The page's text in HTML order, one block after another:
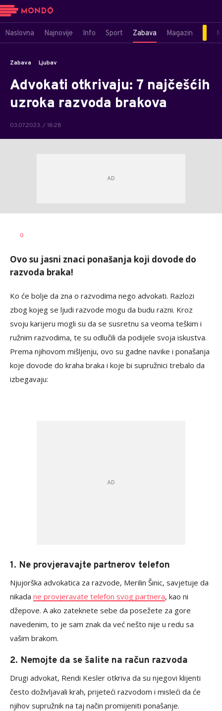
Naslovna Najnovije Info Sport Zabava Magazin
Zabava Ljubav
Advokati otkrivaju: 7 najčešćih
uzroka razvoda brakova
03.07.2023. / 18:28
AUTOR
0
Ovo su jasni znaci ponašanja koji dovode do
razvoda braka!
Ko će bolje da zna o razvodima nego advokati. Razlozi
zbog kojeg se ljudi razvode mogu da budu razni. Kroz
svoju karijeru mogli su da se susretnu sa veoma teškim i
ružnim razvodima, te su odlučili da podijele svoja iskustva.
Prema njihovom mišljenju, ovo su gadne navike i ponašanja
koje dovode do kraha braka i koje bi supružnici trebalo da
izbegavaju:
1. Ne provjeravajte partnerov telefon
Njujorška advokatica za razvode, Merilin Šinic, savjetuje da
nikada ne provjeravate telefon svog partnera, kao ni
džepove. A ako zateknete sebe da posežete za gore
navedenim, to je sam znak da već nešto nije u redu sa
vašim brakom.
2. Nemojte da se šalite na račun razvoda
Drugi advokat, Rendi Kesler otkriva da su njegovi klijenti
često doživljavali krah, prijeteći razvodom i misleći da će
njihov supružnik na taj način promijeniti ponašanje.